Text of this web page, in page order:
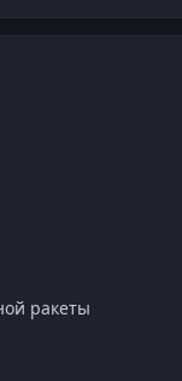
ракеты